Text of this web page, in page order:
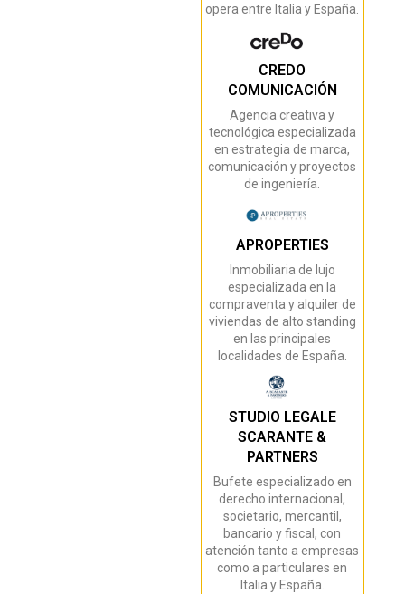
opera entre Italia y España.
CREDO
COMUNICACIÓN
Agencia creativa y
tecnológica especializada
en estrategia de marca,
comunicación y proyectos
de ingeniería.
APROPERTIES
Inmobiliaria de lujo
especializada en la
compraventa y alquiler de
viviendas de alto standing
en las principales
localidades de España.
STUDIO LEGALE
SCARANTE &
PARTNERS
Bufete especializado en
derecho internacional,
societario, mercantil,
bancario y fiscal, con
atención tanto a empresas
como a particulares en
Italia y España.